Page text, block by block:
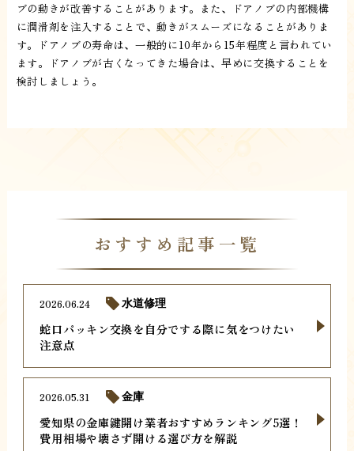
ブの動きが改善することがあります。また、ドアノブの内部機構
に潤滑剤を注入することで、動きがスムーズになることがありま
す。ドアノブの寿命は、一般的に10年から15年程度と言われてい
ます。ドアノブが古くなってきた場合は、早めに交換することを
検討しましょう。
おすすめ記事一覧
蛇口パッキン交換を自分でする際に気をつけたい
注意点
2026.06.24 水道修理
愛知県の金庫鍵開け業者おすすめランキング5選！
費用相場や壊さず開ける選び方を解説
2026.05.31 金庫